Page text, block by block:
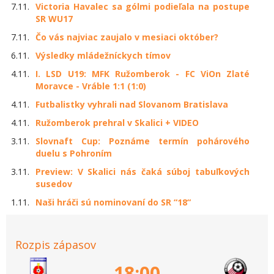
7.11. Victoria Havalec sa gólmi podieľala na postupe
SR WU17
7.11. Čo vás najviac zaujalo v mesiaci október?
6.11. Výsledky mládežníckych tímov
4.11.
I. LSD U19: MFK Ružomberok - FC ViOn Zlaté
Moravce - Vráble 1:1 (1:0)
4.11.
Futbalistky vyhrali nad Slovanom Bratislava
4.11.
Ružomberok prehral v Skalici + VIDEO
3.11.
Slovnaft Cup: Poznáme termín pohárového
duelu s Pohroním
3.11.
Preview: V Skalici nás čaká súboj tabuľkových
susedov
1.11.
Naši hráči sú nominovaní do SR “18“
Rozpis zápasov